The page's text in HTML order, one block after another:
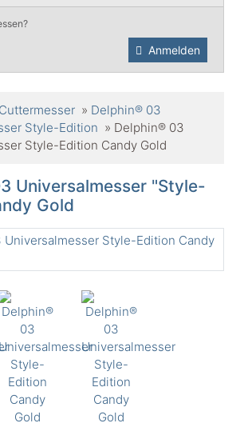
Anmelden
Cuttermesser » Delphin® 03
Style-Edition » Delphin® 03
Style-Edition Candy Gold
Universalmesser "Style-
Gold